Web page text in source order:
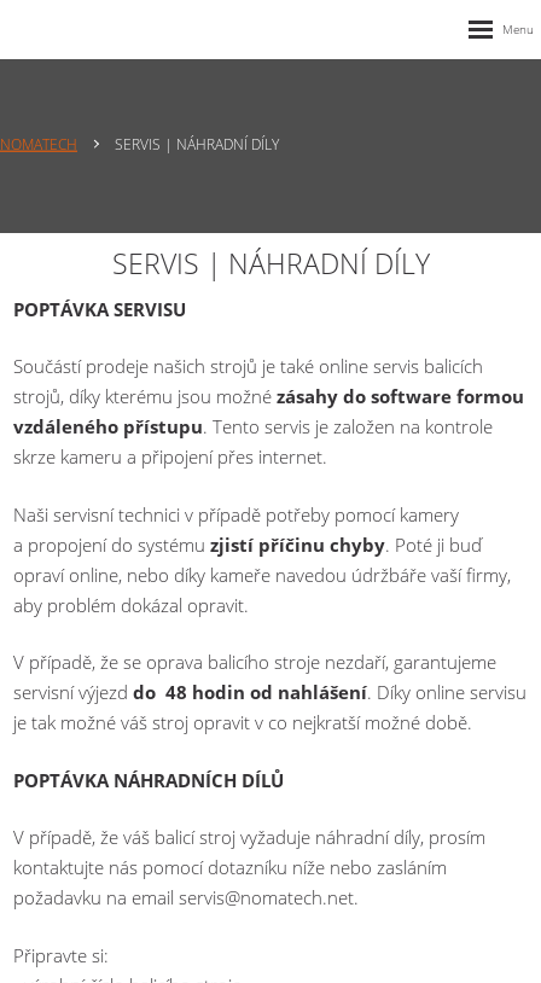
NOMATECH SERVIS | NÁHRADNÍ DÍLY
SERVIS | NÁHRADNÍ DÍLY
POPTÁVKA SERVISU
Součástí prodeje našich strojů je také online servis balicích
strojů, díky kterému jsou možnézásahy do software formou
vzdáleného přístupu. Tento servis je založen na kontrole
skrze kameru a připojení přes internet.
Naši servisní technici v případě potřeby pomocí kamery
a propojení do systému zjistí příčinu chyby. Poté ji buď
opraví online, nebo díky kameře navedou údržbáře vaší firmy,
aby problém dokázal opravit.
V případě, že se oprava balicího stroje nezdaří, garantujeme
servisní výjezddo 48 hodin od nahlášení. Díky online servisu
je tak možné váš stroj opravit v co nejkratší možné době.
POPTÁVKA NÁHRADNÍCH DÍLŮ
V případě, že váš balicí stroj vyžaduje náhradní díly, prosím
kontaktujte nás pomocí dotazníku níže nebo zasláním
požadavku na email servis@nomatech.net.
Připravte si: